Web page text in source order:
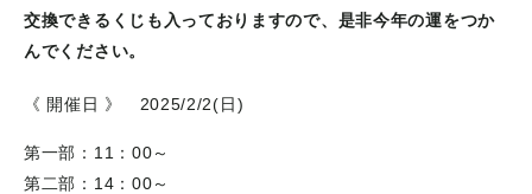
交換できるくじも入っておりますので、是非今年の運をつか
んでください。
《 開催日 》 2025/2/2(日)
第一部：11：00～
第二部：14：00～